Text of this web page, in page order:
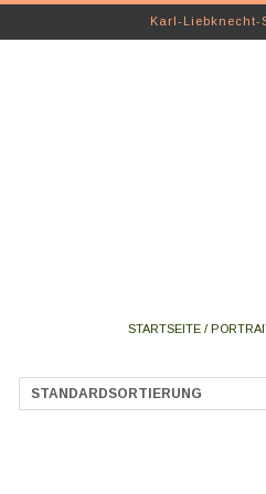
Karl-Liebknecht-
STARTSEITE /